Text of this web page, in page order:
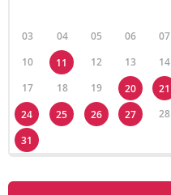
03
04 05 06 07
10
11 12 13 14
17
18 19 20 21
24
25 26 27 28
31